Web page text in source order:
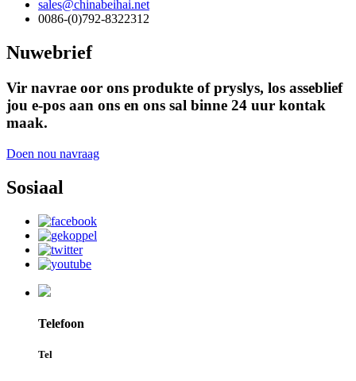
sales@chinabeihai.net
0086-(0)792-8322312
Nuwebrief
Vir navrae oor ons produkte of pryslys, los asseblief
jou e-pos aan ons en ons sal binne 24 uur kontak
maak.
Doen nou navraag
Sosiaal
Telefoon
Tel